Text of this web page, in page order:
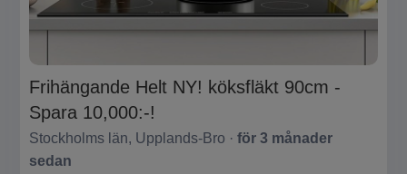
Frihängande Helt NY! köksfläkt 90cm -
Spara 10,000:-!
Stockholms län, Upplands-Bro · för 3 månader
sedan